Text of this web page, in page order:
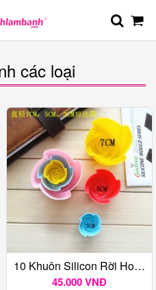
các loại
10 Khuôn Silicon Rời Hoa Hồng 5cm
45.000 VNĐ